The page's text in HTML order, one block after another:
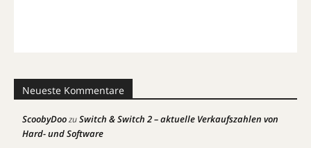
Neueste Kommentare
ScoobyDoozuSwitch & Switch 2 – aktuelle Verkaufszahlen von
Hard- und Software